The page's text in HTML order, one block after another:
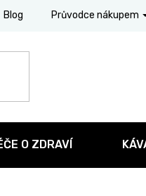
Blog Průvodce nákupem
O ZDRAVÍ